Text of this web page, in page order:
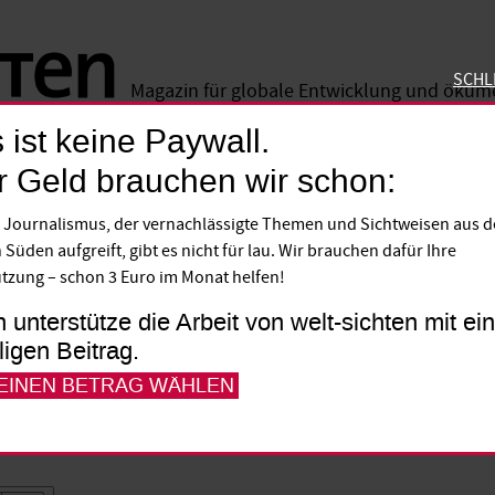
Magazin für globale Entwicklung und
nichtstaatliche Organisationen (NGO)
auf, das im Juli in Wien erschienen ist.
Organisationen von
Ralf Leonhard
ist keine Paywall.
Geld brauchen wir schon:
Journalismus, der vernachlässigte Themen und Sichtweisen aus
Süden aufgreift, gibt es nicht für lau. Wir brauchen dafür Ihre
– schon 3 Euro im Monat helfen!
unterstütze die Arbeit von welt-sichten mit
Beitrag.
BETRAG WÄHLEN